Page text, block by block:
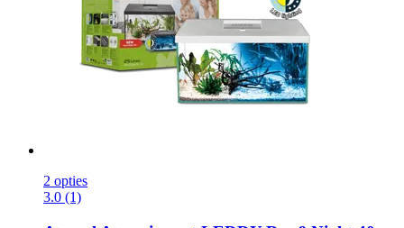
2 opties
3.0 (1)